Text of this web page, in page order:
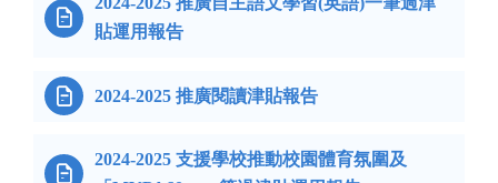

貼運用報告
 2024-2025 推廣閱讀津貼報告

2024-2025 支援學校推動校園體育氛圍及